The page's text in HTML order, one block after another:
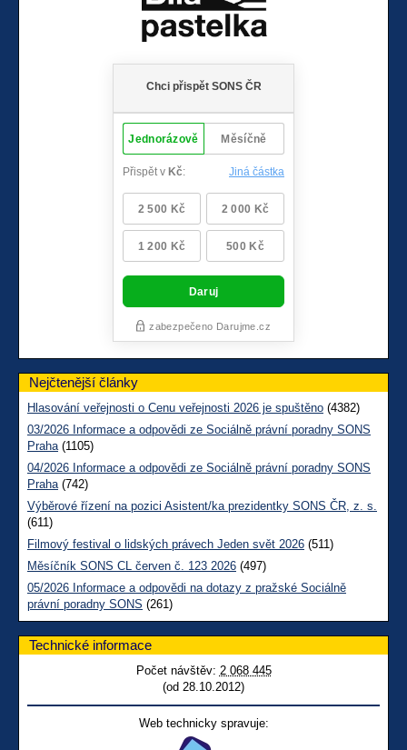
Nejčtenější články
Hlasování veřejnosti o Cenu veřejnosti 2026 je spuštěno (4382)
03/2026 Informace a odpovědi ze Sociálně právní poradny SONS
Praha(1105)
04/2026 Informace a odpovědi ze Sociálně právní poradny SONS
Praha(742)
Výběrové řízení na pozici Asistent/ka prezidentky SONS ČR, z. s.
(611)
Filmový festival o lidských právech Jeden svět 2026 (511)
Měsíčník SONS CL červen č. 123 2026 (497)
05/2026 Informace a odpovědi na dotazy z pražské Sociálně
právní poradny SONS (261)
Technické informace
Počet návštěv: 2 068 445
(od 28.10.2012)
Web technicky spravuje: